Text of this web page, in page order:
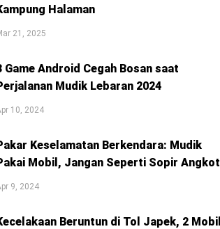
Halaman
21, 2025
Game Android Cegah Bosan saat
Mudik Lebaran 2024
10, 2024
Keselamatan Berkendara: Mudik
Mobil, Jangan Seperti Sopir Angkot
9, 2024
Beruntun di Tol Japek, 2 Mobil